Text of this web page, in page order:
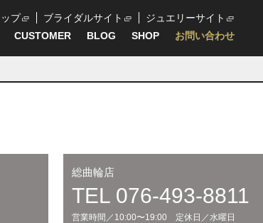
プ ブライダルサイト
ジュエリーサイト
CUSTOMER BLOG SHOP お問い合わせ
総曲輪店
TEL 076-493-8811
営業時間／10:00〜19:00 定休日／水曜日